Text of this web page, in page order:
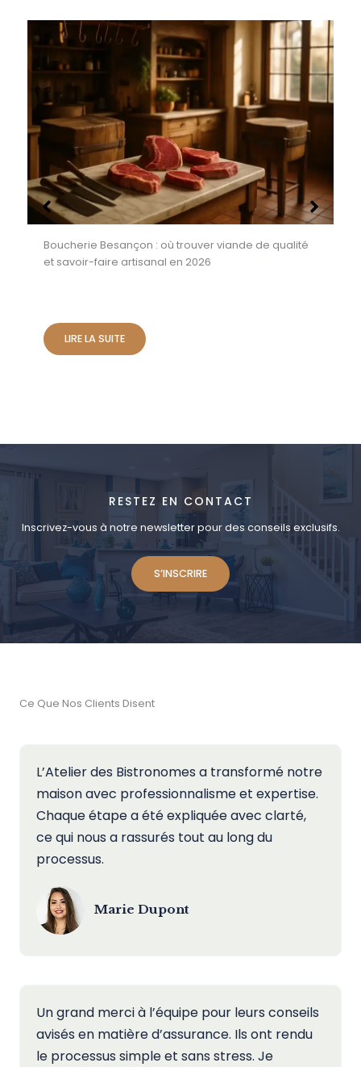
Boucherie Besançon : où trouver viande de qualité
et savoir-faire artisanal en 2026
LIRE LA SUITE
RESTEZ EN CONTACT
Inscrivez-vous à notre newsletter pour des conseils exclusifs.
S’INSCRIRE
Ce Que Nos Clients Disent
L’Atelier des Bistronomes a transformé notre
maison avec professionnalisme et expertise.
Chaque étape a été expliquée avec clarté,
ce qui nous a rassurés tout au long du
processus.
Marie Dupont
Un grand merci à l’équipe pour leurs conseils
avisés en matière d’assurance. Ils ont rendu
le processus simple et sans stress. Je